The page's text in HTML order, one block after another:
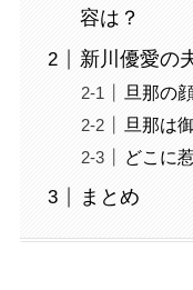
容は？
新川優愛の
旦那の
旦那は
どこに
まとめ